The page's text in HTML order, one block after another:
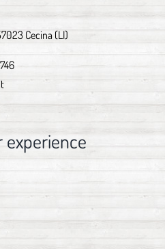
Cecina (LI)
experience